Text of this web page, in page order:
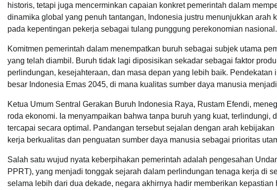
historis, tetapi juga mencerminkan capaian konkret pemerintah dalam
dinamika global yang penuh tantangan, Indonesia justru menunjukkan
pada kepentingan pekerja sebagai tulang punggung perekonomian nasional.
Komitmen pemerintah dalam menempatkan buruh sebagai subjek utama
yang telah diambil. Buruh tidak lagi diposisikan sekadar sebagai faktor
perlindungan, kesejahteraan, dan masa depan yang lebih baik.
besar Indonesia Emas 2045, di mana kualitas sumber daya manusia
Ketua Umum Sentral Gerakan Buruh Indonesia Raya, Rustam Efendi,
roda ekonomi. Ia menyampaikan bahwa tanpa buruh yang kuat, terlindungi,
tercapai secara optimal. Pandangan tersebut sejalan dengan arah
kerja berkualitas dan penguatan sumber daya manusia sebagai prioritas
Salah satu wujud nyata keberpihakan pemerintah adalah pengesahan
PPRT), yang menjadi tonggak sejarah dalam perlindungan tenaga kerja di
selama lebih dari dua dekade, negara akhirnya hadir memberikan